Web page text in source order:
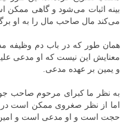
بینه اثبات می‌شود و گاهی ممکن
می‌کند مال صاحب مال را به او
همان طور که در باب دم وظیفه
معنایش این نیست که او مدعی
و یمین بر عهده مدعی.
به نظر ما کبرای مرحوم صاحب
اما از نظر صغروی ممکن است
حجت است و او مدعی است و